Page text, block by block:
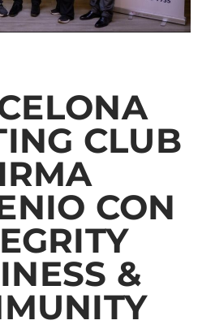
CLUB
CON
&